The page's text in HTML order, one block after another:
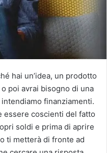
hai un’idea, un prodotto
poi avrai bisogno di una
finanziamenti.
essere coscienti del fatto
soldi e prima di aprire
ti metterà di fronte ad